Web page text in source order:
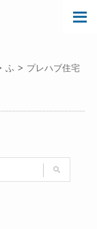
ふ プレハブ住宅